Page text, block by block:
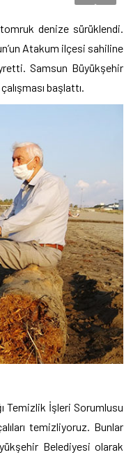
denize sürüklendi.
Atakum ilçesi sahiline
Samsun Büyükşehir
başlattı.
Temizlik İşleri Sorumlusu
temizliyoruz. Bunlar
Belediyesi olarak